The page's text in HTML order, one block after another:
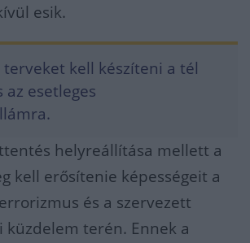
esik.
kell készíteni a tél
esetleges
helyreállítása mellett a
kell erősítenie képességeit a
és a szervezett
küzdelem terén. Ennek a